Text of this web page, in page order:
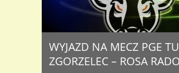
WYJAZD NA MECZ PGE
ZGORZELEC – ROSA